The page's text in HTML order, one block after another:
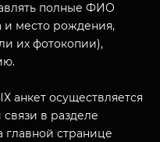
полные ФИО
и место рождения,
их фотокопии),
осуществляется
в разделе
главной странице